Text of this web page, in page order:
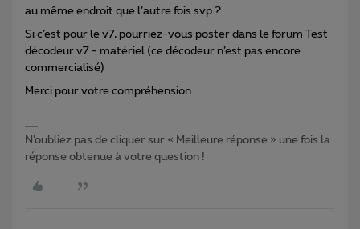
au même endroit que l’autre fois svp ?
Si c’est pour le v7, pourriez-vous poster dans le forum Test
décodeur v7 - matériel (ce décodeur n’est pas encore
commercialisé)
Merci pour votre compréhension
N’oubliez pas de cliquer sur « Meilleure réponse » une fois la
réponse obtenue à votre question !